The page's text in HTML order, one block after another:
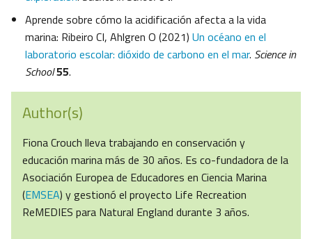
Aprende sobre cómo la acidificación afecta a la vida
marina: Ribeiro CI, Ahlgren O (2021) Un océano en el
laboratorio escolar: dióxido de carbono en el mar. Science in
School55.
Author(s)
Fiona Crouch lleva trabajando en conservación y
educación marina más de 30 años. Es co-fundadora de la
Asociación Europea de Educadores en Ciencia Marina
(EMSEA) y gestionó el proyecto Life Recreation
ReMEDIES para Natural England durante 3 años.